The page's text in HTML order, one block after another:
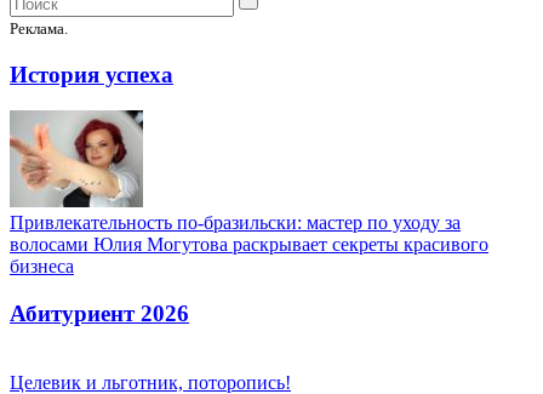
Реклама.
История успеха
Привлекательность по-бразильски: мастер по уходу за
волосами Юлия Могутова раскрывает секреты красивого
бизнеса
Абитуриент 2026
Целевик и льготник, поторопись!